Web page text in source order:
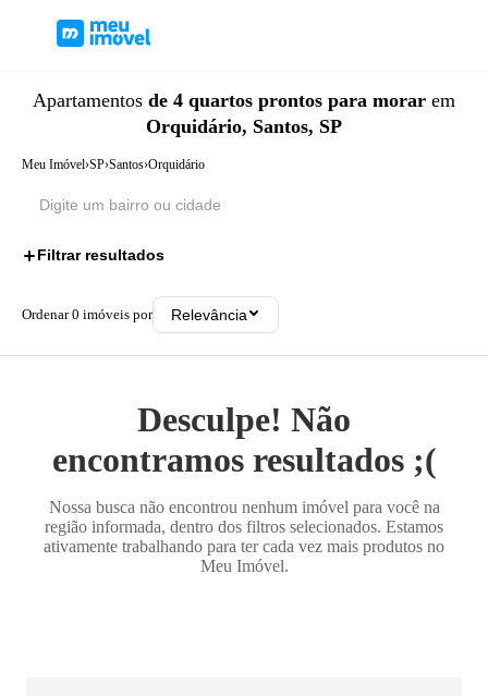
Apartamentos de 4 quartos prontos para morar em
Orquidário, Santos, SP
Meu Imóvel›SP›Santos›Orquidário
Filtrar resultados
Ordenar0 imóveis por Relevância
Desculpe! Não
encontramos resultados ;(
Nossa busca não encontrou nenhum imóvel para você na
região informada, dentro dos filtros selecionados. Estamos
ativamente trabalhando para ter cada vez mais produtos no
Meu Imóvel.